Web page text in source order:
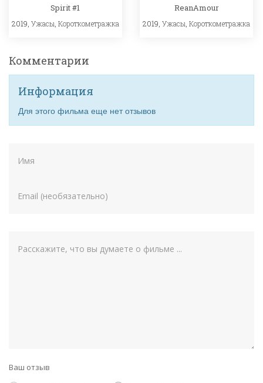
Spirit #1
2019, Ужасы Короткометражка
ReanAmour
2019,Ужасы ,Короткометражка
Комментарии
Информация
Для этого фильма еще нет отзывов
Ваш отзыв